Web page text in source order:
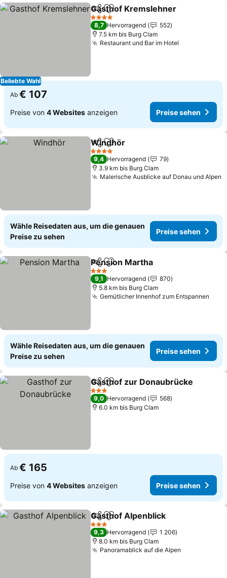
Beliebte Wahl
TeilenZu Favoriten hinzufügen
Gasthof Kremslehner
4 Sterne
8,7 Hervorragend
552
7.5 km bis Burg Clam
Restaurant und Bar im Hotel
Ab € 107
Preise von 4 Websites anzeigen Preise sehen
TeilenZu Favoriten hinzufügen
Windhör
4 Sterne
9,4 Hervorragend
79
3.9 km bis Burg Clam
Malerische Ausblicke auf Donau und Alpen
Wähle Reisedaten aus, um die genauen
Preise zu sehen
Preise sehen
TeilenZu Favoriten hinzufügen
Pension Martha
3 Sterne
9,1 Hervorragend
870
5.8 km bis Burg Clam
Gemütlicher Innenhof zum Entspannen
Wähle Reisedaten aus, um die genauen
Preise zu sehen
Preise sehen
TeilenZu Favoriten hinzufügen
Gasthof zur Donaubrücke
3 Sterne
9,0 Hervorragend
568
6.0 km bis Burg Clam
Ab € 165
Preise von 4 Websites anzeigen Preise sehen
TeilenZu Favoriten hinzufügen
Gasthof Alpenblick
3 Sterne
9,3 Hervorragend
1 206
8.0 km bis Burg Clam
Panoramablick auf die Alpen